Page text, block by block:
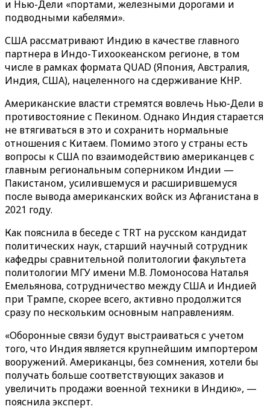
и Нью-Дели «портами, железными дорогами и
подводными кабелями».
США рассматривают Индию в качестве главного
партнера в Индо-Тихоокеанском регионе, в том
числе в рамках формата QUAD (Япония, Австралия,
Индия, США), нацеленного на сдерживание КНР.
Американские власти стремятся вовлечь Нью-Дели в
противостояние с Пекином. Однако Индия старается
не втягиваться в это и сохранить нормальные
отношения с Китаем. Помимо этого у страны есть
вопросы к США по взаимодействию американцев с
главным региональным соперником Индии —
Пакистаном, усилившемуся и расширившемуся
после вывода американских войск из Афганистана в
2021 году.
Как пояснила в беседе с TRT на русском кандидат
политических наук, старший научный сотрудник
кафедры сравнительной политологии факультета
политологии МГУ имени М.В. Ломоносова Наталья
Емельянова, сотрудничество между США и Индией
при Трампе, скорее всего, активно продолжится
сразу по нескольким основным направлениям.
«Оборонные связи будут выстраиваться с учетом
того, что Индия является крупнейшим импортером
вооружений. Американцы, без сомнения, хотели бы
получать больше соответствующих заказов и
увеличить продажи военной техники в Индию», —
пояснила эксперт.